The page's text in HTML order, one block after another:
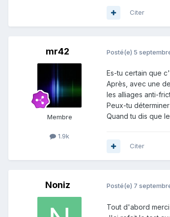
Citer
mr42
Membre
1.9k
Posté(e) 5
Es-tu certain que
Après, avec une
les alliages anti-
Peux-tu
Quand tu dis que
Citer
Noniz Posté(e) 7
Tout d'abord